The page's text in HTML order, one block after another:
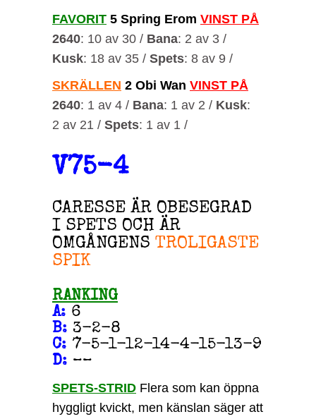
FAVORIT 5 Spring Erom VINST PÅ
2640: 10 av 30 / Bana: 2 av 3 /
Kusk: 18 av 35 / Spets: 8 av 9 /
SKRÄLLEN 2 Obi Wan VINST PÅ
2640: 1 av 4 / Bana: 1 av 2 / Kusk:
2 av 21 / Spets: 1 av 1 /
V75-4
CARESSE ÄR OBESEGRAD
I SPETS OCH ÄR
OMGÅNGENS TROLIGASTE
SPIK
RANKING
A: 6
B: 3-2-8
C: 7-5-1-12-14-4-15-13-9
D: ––
SPETS-STRID Flera som kan öppna
hyggligt kvickt, men känslan säger att